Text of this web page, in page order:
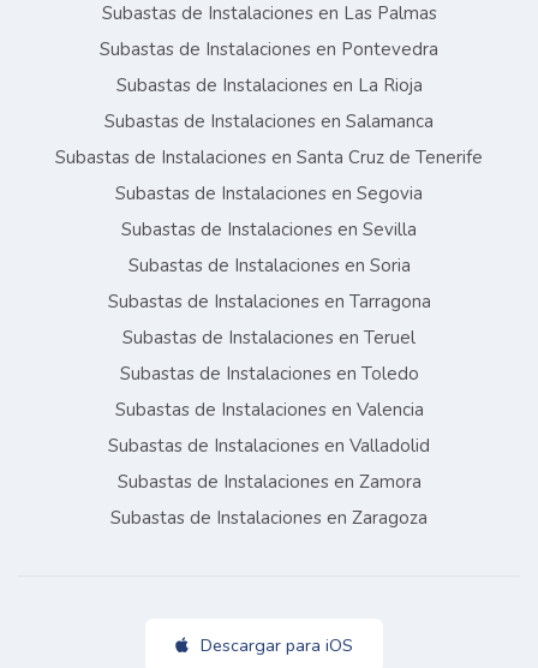
Subastas de Instalaciones en Las Palmas
Subastas de Instalaciones en Pontevedra
Subastas de Instalaciones en La Rioja
Subastas de Instalaciones en Salamanca
Subastas de Instalaciones en Santa Cruz de Tenerife
Subastas de Instalaciones en Segovia
Subastas de Instalaciones en Sevilla
Subastas de Instalaciones en Soria
Subastas de Instalaciones en Tarragona
Subastas de Instalaciones en Teruel
Subastas de Instalaciones en Toledo
Subastas de Instalaciones en Valencia
Subastas de Instalaciones en Valladolid
Subastas de Instalaciones en Zamora
Subastas de Instalaciones en Zaragoza
Descargar para iOS